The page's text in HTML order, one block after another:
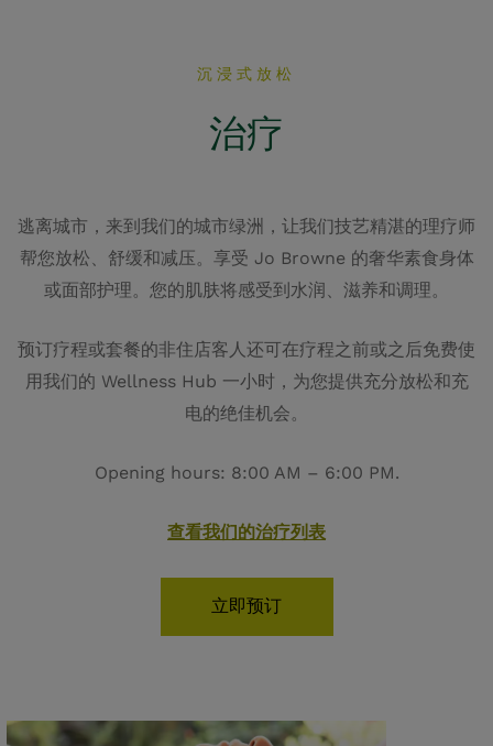
沉浸式放松
治疗
逃离城市，来到我们的城市绿洲，让我们技艺精湛的理疗师
帮您放松、舒缓和减压。享受 Jo Browne 的奢华素食身体
或面部护理。您的肌肤将感受到水润、滋养和调理。
预订疗程或套餐的非住店客人还可在疗程之前或之后免费使
用我们的 Wellness Hub 一小时，为您提供充分放松和充
电的绝佳机会。
Opening hours: 8:00 AM – 6:00 PM.
查看我们的治疗列表
立即预订